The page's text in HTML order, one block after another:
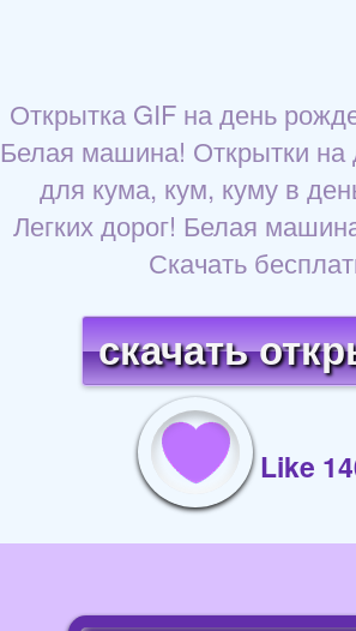
Открытка GIF на день
Белая машина! Открытки на
для кума, кум, куму в
Легких дорог! Белая
Скачать
скачать
Like